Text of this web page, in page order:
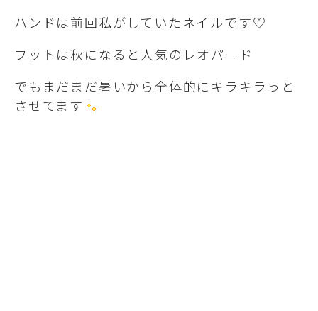
ハンドは前回私がしていたネイルです♡
フットは秋になると人気のレオパード
でもまだまだ暑いから全体的にキラキラっと
させてます